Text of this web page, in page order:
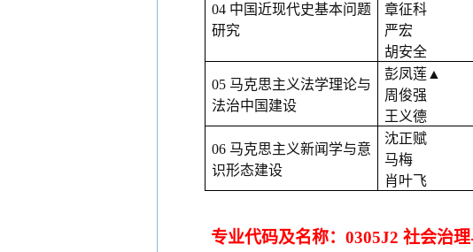
04 中国近现代史基本问题
研究
章征科
严宏
胡安全
05 马克思主义法学理论与
法治中国建设
彭凤莲 ▲
周俊强
王义德
06 马克思主义新闻学与意
识形态建设
沈正赋
马梅
肖叶飞
专业代码及名称： 0305J2 社会治